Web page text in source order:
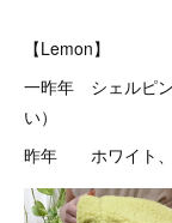
【Lemon】
一昨年 シェルピ
い）
昨年 ホワイト、